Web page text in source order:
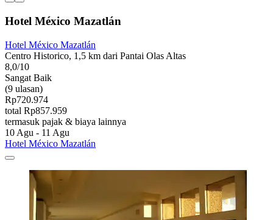
Hotel México Mazatlán
Hotel México Mazatlán
Centro Historico, 1,5 km dari Pantai Olas Altas
8,0/10
Sangat Baik
(9 ulasan)
Rp720.974
total Rp857.959
termasuk pajak & biaya lainnya
10 Agu - 11 Agu
Hotel México Mazatlán